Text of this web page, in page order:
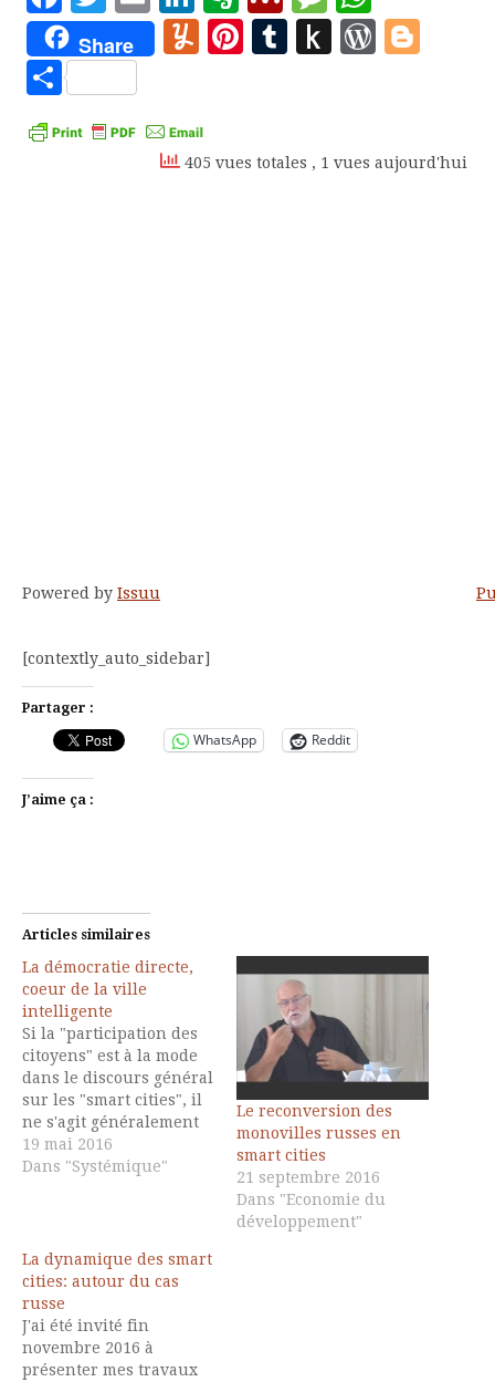
Share Yummly
Pinterest
Tumblr
Push
Partager
405 vues totales , 1 vues aujourd'hui
Powered by Issuu
[contextly_auto_sidebar]
Partager :
WhatsApp Reddit
J’aime ça :
Articles similaires
La démocratie directe,
coeur de la ville
intelligente
Si la "participation des
citoyens" est à la mode
dans le discours général
sur les "smart cities", il
ne s'agit généralement
que d'une participation
cosmétique, une crise
aspect. Je montre ici que
la démocratie directe -
qui n'est pas la…
19 mai 2016
Dans "Systémique"
Le reconversion des
monovilles russes en
smart cities
21 septembre 2016
Dans "Economie du
développement"
La dynamique des smart
cities: autour du cas
russe
J'ai été invité fin
novembre 2016 à
présenter mes travaux